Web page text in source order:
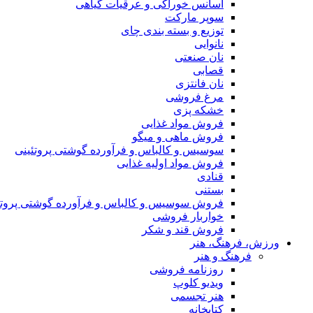
اسانس خوراکی و عرقیات گیاهی
سوپر مارکت
توزیع و بسته بندی چای
نانوایی
نان صنعتی
قصابی
نان فانتزی
مرغ فروشی
خشکه پزی
فروش مواد غذایی
فروش ماهی و میگو
سوسیس و کالباس و فرآورده گوشتی پروتئینی
فروش مواد اولیه غذایی
قنادی
بستنی
فروش سوسیس و کالباس و فرآورده گوشتی
خواربار فروشی
فروش قند و شکر
ورزش، فرهنگ، هنر
فرهنگ و هنر
روزنامه فروشی
ویدیو کلوپ
هنر تجسمی
کتابخانه